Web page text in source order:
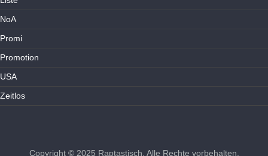
NoA
Promi
Promotion
USA
Zeitlos
Copyright © 2025 Raptastisch . Alle Rechte vorbehalten.